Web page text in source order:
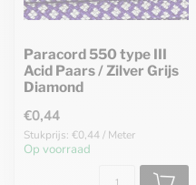
Paracord 550 type III
Acid Paars / Zilver Grijs
Diamond
€0,44
Stukprijs: €0,44 / Meter
Op voorraad